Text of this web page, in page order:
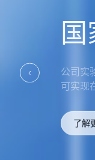
国
公司实
可实现
了解